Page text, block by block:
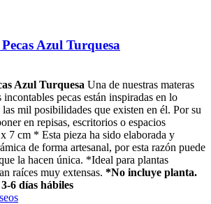
Azul Turquesa
Azul Turquesa Una de nuestras materas
incontables pecas están inspiradas en lo
mil posibilidades que existen en él. Por su
en repisas, escritorios o espacios
7 cm * Esta pieza ha sido elaborada y
de forma artesanal, por esta razón puede
la hacen única. *Ideal para plantas
raíces muy extensas. *No incluye planta.
6 días hábiles